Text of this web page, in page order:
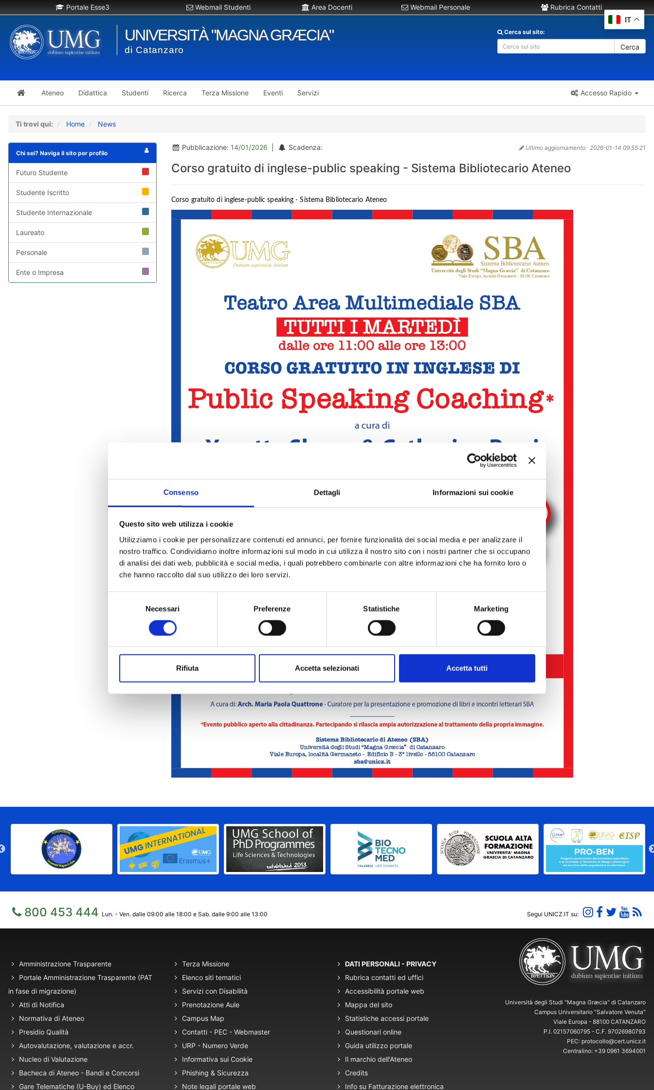
Consenso Dettagli Informazioni sui cookie
Questo sito web utilizza i cookie
Utilizziamo i cookie per personalizzare contenuti ed annunci, per fornire funzionalità dei social media e per analizzare il
nostro traffico. Condividiamo inoltre informazioni sul modo in cui utilizza il nostro sito con i nostri partner che si occupano
di analisi dei dati web, pubblicità e social media, i quali potrebbero combinarle con altre informazioni che ha fornito loro o
che hanno raccolto dal suo utilizzo dei loro servizi.
Necessari Preferenze Statistiche Marketing
Rifiuta Accetta selezionati Accetta tutti
Portale Esse3 Webmail Studenti Area Docenti Webmail Personale Rubrica Contatti
UNIVERSITÀ "MAGNA GRÆCIA"
di Catanzaro
Cerca sul sito:
Cerca
Ateneo Didattica Studenti Ricerca Terza Missione Eventi Servizi Accesso Rapido
Ti trovi qui: Home News
Chi sei? Naviga il sito per profilo
Futuro Studente
Studente Iscritto
Studente Internazionale
Laureato
Personale
Ente o Impresa
Pubblicazione: 14/01/2026 Scadenza: Ultimo aggiornamento: 2026-01-14 09:55:21
Corso gratuito di inglese-public speaking - Sistema Bibliotecario Ateneo
Corso gratuito di inglese-public speaking - Sistema Bibliotecario Ateneo
800 453 444 Lun. - Ven. dalle 09:00 alle 18:00 e Sab. dalle 9:00 alle 13:00 Segui UNICZ.IT su:
Amministrazione Trasparente
Portale Amministrazione Trasparente (PAT
in fase di migrazione)
Atti di Notifica
Normativa di Ateneo
Presidio Qualità
Autovalutazione, valutazione e accr.
Nucleo di Valutazione
Bacheca di Ateneo - Bandi e Concorsi
Gare Telematiche (U-Buy) ed Elenco
Terza Missione
Elenco siti tematici
Servizi con Disabilità
Prenotazione Aule
Campus Map
Contatti - PEC - Webmaster
URP - Numero Verde
Informativa sui Cookie
Phishing & Sicurezza
Note legali portale web
DATI PERSONALI - PRIVACY
Rubrica contatti ed uffici
Accessibilità portale web
Mappa del sito
Statistiche accessi portale
Questionari online
Guida utilizzo portale
Il marchio dell'Ateneo
Credits
Info su Fatturazione elettronica
Università degli Studi "Magna Græcia" di Catanzaro
Campus Universitario "Salvatore Venuta"
Viale Europa - 88100 CATANZARO
P.I. 02157060795 - C.F. 97026980793
PEC: protocollo@cert.unicz.it
Centralino: +39 0961 3694001
IT